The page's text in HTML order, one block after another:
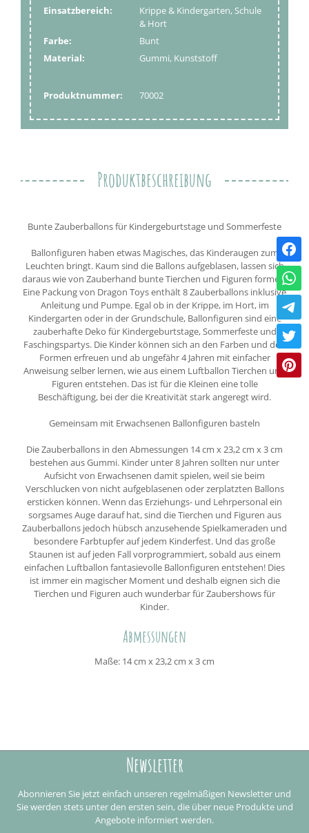
Einsatzbereich:
Krippe & Kindergarten, Schule
& Hort
Farbe:
Bunt
Material:
Gummi, Kunststoff
Produktnummer: 70002
Produktbeschreibung
Bunte Zauberballons für Kindergeburtstage und Sommerfeste
Ballonfiguren haben etwas Magisches, das Kinderaugen zum
Leuchten bringt. Kaum sind die Ballons aufgeblasen, lassen sich
daraus wie von Zauberhand bunte Tierchen und Figuren formen.
Eine Packung von Dragon Toys enthält 8 Zauberballons inklusive
Anleitung und Pumpe. Egal ob in der Krippe, im Hort, im
Kindergarten oder in der Grundschule, Ballonfiguren sind eine
zauberhafte Deko für Kindergeburtstage, Sommerfeste und
Faschingspartys. Die Kinder können sich an den Farben und den
Formen erfreuen und ab ungefähr 4 Jahren mit einfacher
Anweisung selber lernen, wie aus einem Luftballon Tierchen und
Figuren entstehen. Das ist für die Kleinen eine tolle
Beschäftigung, bei der die Kreativität stark angeregt wird.
Gemeinsam mit Erwachsenen Ballonfiguren basteln
Die Zauberballons in den Abmessungen 14 cm x 23,2 cm x 3 cm
bestehen aus Gummi. Kinder unter 8 Jahren sollten nur unter
Aufsicht von Erwachsenen damit spielen, weil sie beim
Verschlucken von nicht aufgeblasenen oder zerplatzten Ballons
ersticken können. Wenn das Erziehungs- und Lehrpersonal ein
sorgsames Auge darauf hat, sind die Tierchen und Figuren aus
Zauberballons jedoch hübsch anzusehende Spielkameraden und
besondere Farbtupfer auf jedem Kinderfest. Und das große
Staunen ist auf jeden Fall vorprogrammiert, sobald aus einem
einfachen Luftballon fantasievolle Ballonfiguren entstehen! Dies
ist immer ein magischer Moment und deshalb eignen sich die
Tierchen und Figuren auch wunderbar für Zaubershows für
Kinder.
Abmessungen
Maße: 14 cm x 23,2 cm x 3 cm
Newsletter
Abonnieren Sie jetzt einfach unseren regelmäßigen Newsletter und
Sie werden stets unter den ersten sein, die über neue Produkte und
Angebote informiert werden.